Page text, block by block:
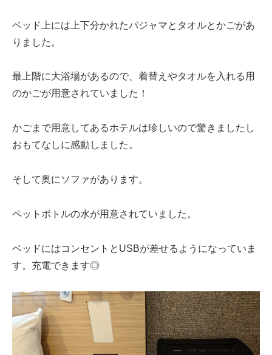
ベッド上には上下分かれたパジャマとタオルとかごがあ
りました。
最上階に大浴場があるので、着替えやタオルを入れる用
のかごが用意されていました！
かごまで用意してあるホテルは珍しいので驚きましたし
おもてなしに感動しました。
そして奥にソファがあります。
ペットボトルの水が用意されていました。
ベッドにはコンセントとUSBが差せるようになっていま
す。充電できます◎